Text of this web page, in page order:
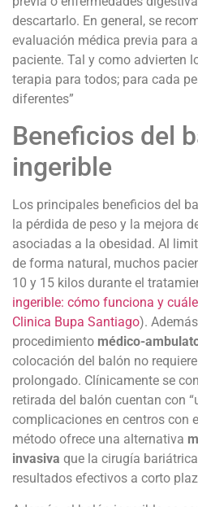
descartarlo. En general, se
evaluación médica previa para
paciente. Tal y como advierten
terapia para todos; para cada
diferentes”
Beneficios del
ingerible
Los principales beneficios del
la pérdida de peso y la mejora
asociadas a la obesidad. Al
de forma natural, muchos
10 y 15 kilos durante el
ingerible: cómo funciona y
Clinica Bupa Santiago).
procedimiento médico-
colocación del balón no
prolongado. Clínicamente se
retirada del balón cuentan con
complicaciones en centros con
método ofrece una alternativa
invasiva que la cirugía
resultados efectivos a corto